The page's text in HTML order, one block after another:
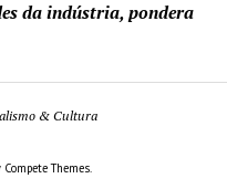
da indústria, pondera
& Cultura
Themes.